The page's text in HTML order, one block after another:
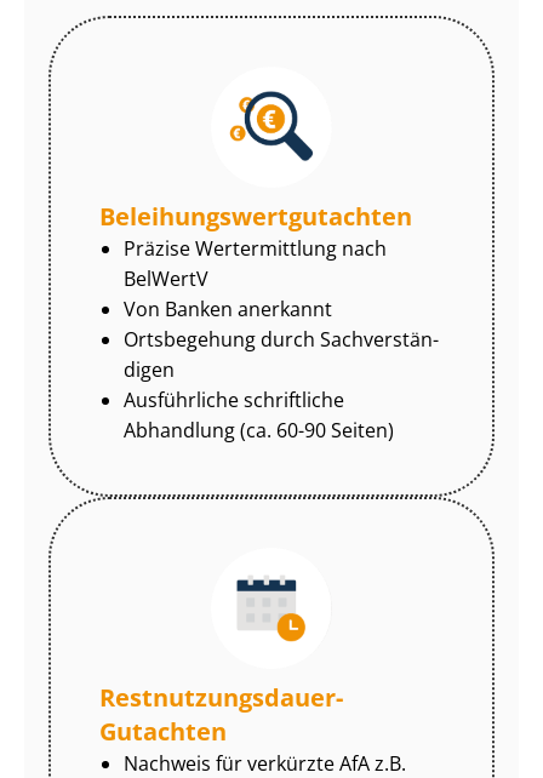
Be­lei­hungs­wert­gut­ach­ten
Präzise Wertermittlung nach
BelWertV
Von Banken anerkannt
Ortsbegehung durch Sach­ver­stän­
di­gen
Ausführliche schriftliche
Abhandlung (ca. 60-90 Seiten)
Rest­nut­zungs­dau­er-
Gutachten
Nachweis für verkürzte AfA z.B.